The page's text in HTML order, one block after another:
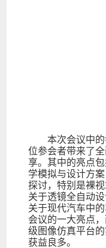
本次会议中的
位参会者带来了
享。其中的亮点
学模拟与设计方
探讨，特别是裸
关于透镜全自动
关于现代汽车中
会议的一大亮点
级图像仿真平台
获益良多。